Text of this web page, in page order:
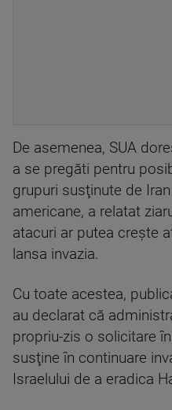
De asemenea, SUA
a se pregăti pentru
grupuri susţinute de
americane, a relatat
atacuri ar putea creşte
lansa invazia.
Cu toate acestea,
au declarat că
propriu-zis o solicitare
susţine în continuare
Israelului de a eradica